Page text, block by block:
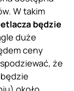
W takim
będzie
duże
ceny
że